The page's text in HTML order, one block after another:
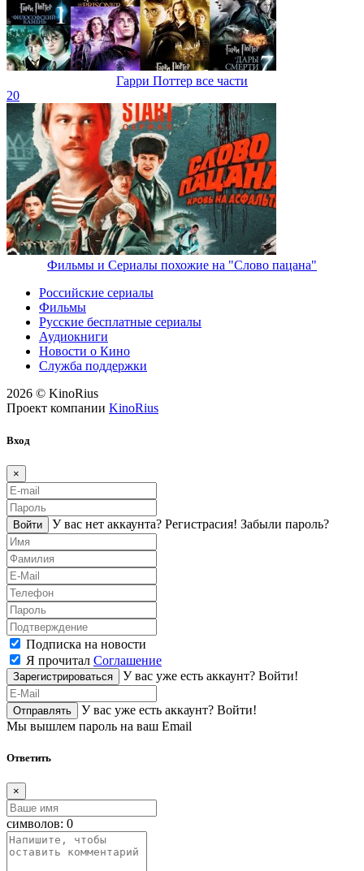
Гарри Поттер все части
20
Фильмы и Сериалы похожие на "Слово пацана"
Российские сериалы
Фильмы
Русские бесплатные сериалы
Аудиокниги
Новости о Кино
Служба поддержки
2026 © KinoRius
Проект компании KinoRius
Вход
×
Войти У вас нет аккаунта? Регистраcия! Забыли пароль?
Подписка на новости
Я прочитал Соглашение
Зарегистрироваться У вас уже есть аккаунт? Войти!
Отправлять У вас уже есть аккаунт? Войти!
Мы вышлем пароль на ваш Email
Ответить
×
символов: 0